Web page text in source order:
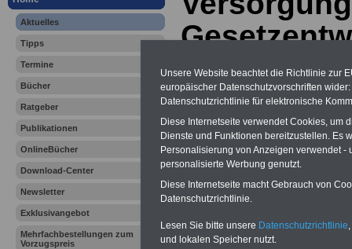
Aktuelles
Tipps
Termine
Bücher
Ratgeber
Publikationen
OnlineBücher
Download-Center
Newsletter
Exklusivangebot
Mehrfachbestellungen zum
Vorzugspreis
19.04.2012
Vorteile für den
öffentlichen Dienst
Vergleichen und sparen:
Berufsunfähigkeitsabsicherung
-Krankenzusatzversicherung
Krankenkassen-
Zahnzusatzversicherung
Unsere Website beachtet die Richtlinie zur
europäischer Datenschutzvorschriften
Datenschutzrichtlinie für elektronische
Diese Internetseite verwendet Cookies, um
Dienste und Funktionen bereitzustellen. Es
Personalisierung von Anzeigen verwendet
personalisierte Werbung genutzt.
Diese Internetseite macht Gebrauch von
Datenschutzrichtlinie.
Lesen Sie bitte unsere Datenschutzrichtlinie
und lokalen Speicher nutzt.